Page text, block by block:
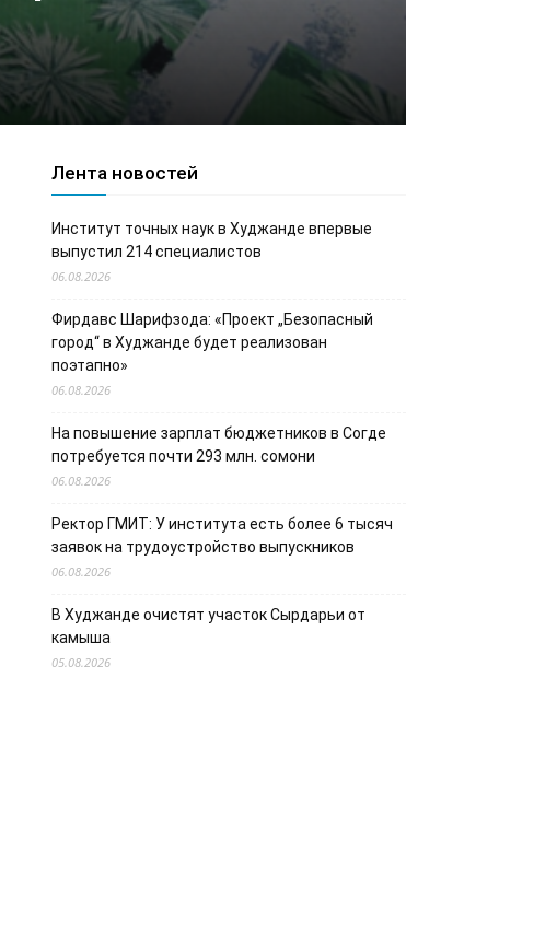
Лента новостей
Институт точных наук в Худжанде впервые
выпустил 214 специалистов
06.08.2026
Фирдавс Шарифзода: «Проект „Безопасный
город“ в Худжанде будет реализован
поэтапно»
06.08.2026
На повышение зарплат бюджетников в Согде
потребуется почти 293 млн. сомони
06.08.2026
Ректор ГМИТ: У института есть более 6 тысяч
заявок на трудоустройство выпускников
06.08.2026
В Худжанде очистят участок Сырдарьи от
камыша
05.08.2026